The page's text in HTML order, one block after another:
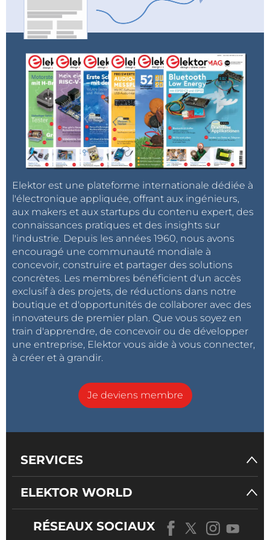
parasite de cette diode est si faible qu'il est possible
de redresser des signaux sans fil jusqu'à 10 GHz.
Source :MIT
Elektor est une plateforme internationale dédiée à
l'électronique appliquée, offrant aux ingénieurs,
aux makers et aux startups du contenu expert, des
connaissances pratiques et des insights sur
l'industrie. Depuis les années 1960, nous avons
encouragé une communauté mondiale à
concevoir, construire et partager des solutions
concrètes. Les membres bénéficient d'un accès
exclusif à des projets, de réductions dans notre
boutique et d'opportunités de collaborer avec des
innovateurs de premier plan. Que vous soyez en
train d'apprendre, de concevoir ou de développer
une entreprise, Elektor vous aide à vous connecter,
à créer et à grandir.
Je deviens membre
SERVICES
ELEKTOR WORLD
RÉSEAUX SOCIAUX